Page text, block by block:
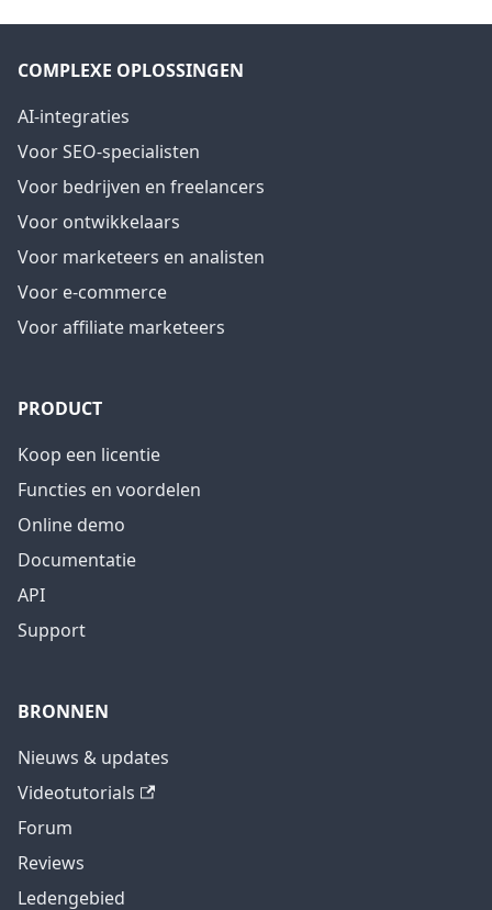
COMPLEXE OPLOSSINGEN
AI-integraties
Voor SEO-specialisten
Voor bedrijven en freelancers
Voor ontwikkelaars
Voor marketeers en analisten
Voor e-commerce
Voor affiliate marketeers
PRODUCT
Koop een licentie
Functies en voordelen
Online demo
Documentatie
API
Support
BRONNEN
Nieuws & updates
Videotutorials
Forum
Reviews
Ledengebied